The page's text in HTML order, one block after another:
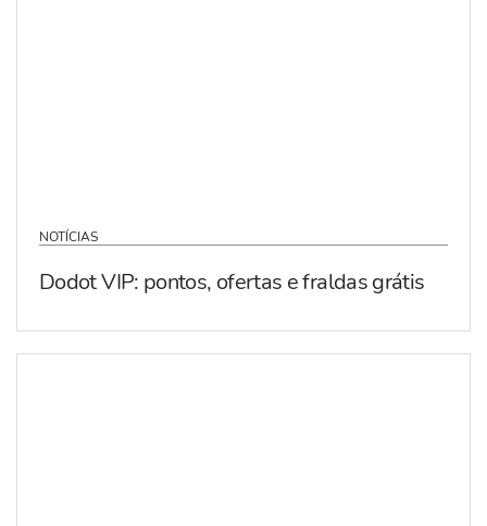
NOTÍCIAS
Dodot VIP: pontos, ofertas e fraldas grátis